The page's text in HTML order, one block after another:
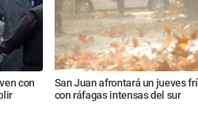
con
San Juan afrontará un jueves
con ráfagas intensas del sur